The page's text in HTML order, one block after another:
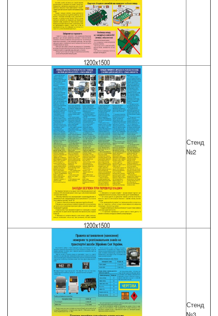
Стенд
№2
Стенд
№3